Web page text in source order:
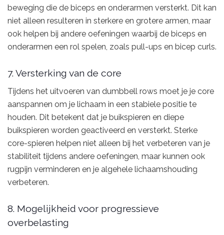
beweging die de biceps en onderarmen versterkt. Dit kan
niet alleen resulteren in sterkere en grotere armen, maar
ook helpen bij andere oefeningen waarbij de biceps en
onderarmen een rol spelen, zoals pull-ups en bicep curls.
7. Versterking van de core
Tijdens het uitvoeren van dumbbell rows moet je je core
aanspannen om je lichaam in een stabiele positie te
houden. Dit betekent dat je buikspieren en diepe
buikspieren worden geactiveerd en versterkt. Sterke
core-spieren helpen niet alleen bij het verbeteren van je
stabiliteit tijdens andere oefeningen, maar kunnen ook
rugpijn verminderen en je algehele lichaamshouding
verbeteren.
8. Mogelijkheid voor progressieve
overbelasting